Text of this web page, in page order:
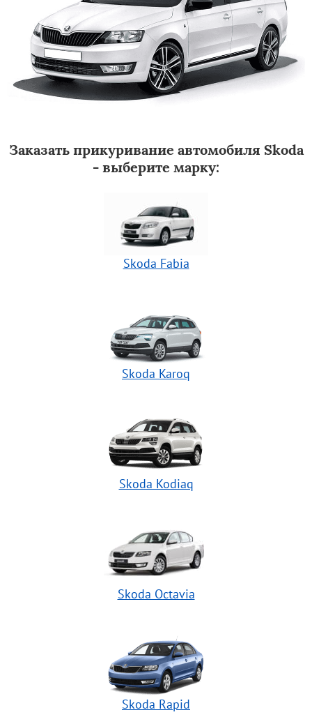
Заказать прикуривание автомобиля Skoda
- выберите марку:
Skoda Fabia
Skoda Karoq
Skoda Kodiaq
Skoda Octavia
Skoda Rapid